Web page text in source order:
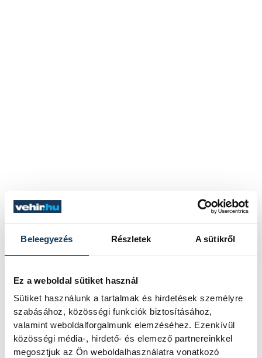
Beleegyezés Részletek A sütikről
Ez a weboldal sütiket használ
Sütiket használunk a tartalmak és hirdetések személyre
szabásához, közösségi funkciók biztosításához,
valamint weboldalforgalmunk elemzéséhez. Ezenkívül
közösségi média-, hirdető- és elemező partnereinkkel
megosztjuk az Ön weboldalhasználatra vonatkozó